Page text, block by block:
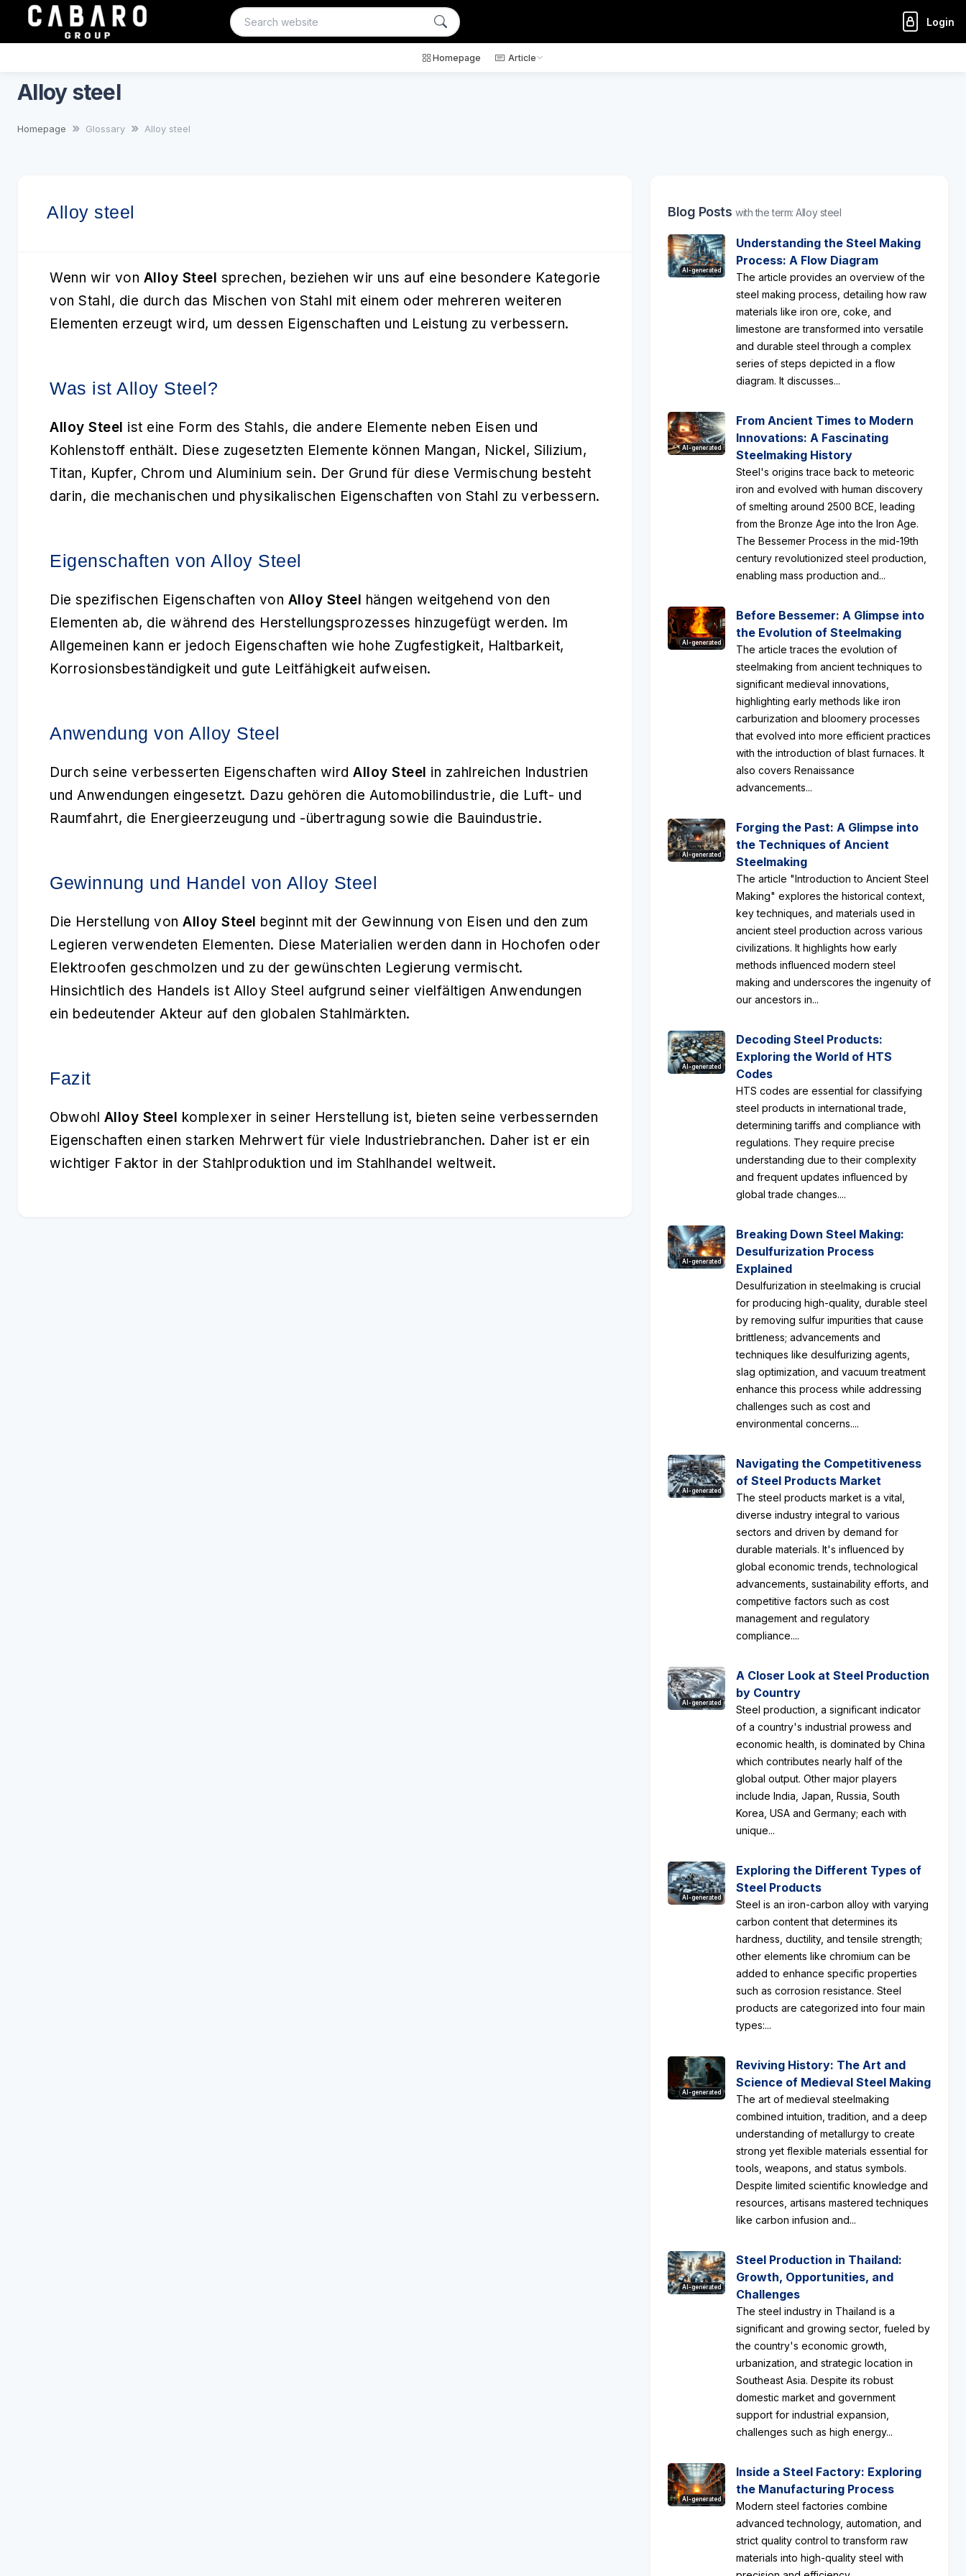
Login
Homepage Article
Alloy steel
Homepage Glossary Alloy steel
Alloy steel
Wenn wir von Alloy Steel sprechen, beziehen wir uns auf eine besondere Kategorie
von Stahl, die durch das Mischen von Stahl mit einem oder mehreren weiteren
Elementen erzeugt wird, um dessen Eigenschaften und Leistung zu verbessern.
Was ist Alloy Steel?
Alloy Steel ist eine Form des Stahls, die andere Elemente neben Eisen und
Kohlenstoff enthält. Diese zugesetzten Elemente können Mangan, Nickel, Silizium,
Titan, Kupfer, Chrom und Aluminium sein. Der Grund für diese Vermischung besteht
darin, die mechanischen und physikalischen Eigenschaften von Stahl zu verbessern.
Eigenschaften von Alloy Steel
Die spezifischen Eigenschaften von Alloy Steel hängen weitgehend von den
Elementen ab, die während des Herstellungsprozesses hinzugefügt werden. Im
Allgemeinen kann er jedoch Eigenschaften wie hohe Zugfestigkeit, Haltbarkeit,
Korrosionsbeständigkeit und gute Leitfähigkeit aufweisen.
Anwendung von Alloy Steel
Durch seine verbesserten Eigenschaften wird Alloy Steel in zahlreichen Industrien
und Anwendungen eingesetzt. Dazu gehören die Automobilindustrie, die Luft- und
Raumfahrt, die Energieerzeugung und -übertragung sowie die Bauindustrie.
Gewinnung und Handel von Alloy Steel
Die Herstellung von Alloy Steel beginnt mit der Gewinnung von Eisen und den zum
Legieren verwendeten Elementen. Diese Materialien werden dann in Hochofen oder
Elektroofen geschmolzen und zu der gewünschten Legierung vermischt.
Hinsichtlich des Handels ist Alloy Steel aufgrund seiner vielfältigen Anwendungen
ein bedeutender Akteur auf den globalen Stahlmärkten.
Fazit
Obwohl Alloy Steel komplexer in seiner Herstellung ist, bieten seine verbessernden
Eigenschaften einen starken Mehrwert für viele Industriebranchen. Daher ist er ein
wichtiger Faktor in der Stahlproduktion und im Stahlhandel weltweit.
Blog Postswith the term: Alloy steel
AI-generated
Understanding the Steel Making
Process: A Flow Diagram
The article provides an overview of the
steel making process, detailing how raw
materials like iron ore, coke, and
limestone are transformed into versatile
and durable steel through a complex
series of steps depicted in a flow
diagram. It discusses...
AI-generated
From Ancient Times to Modern
Innovations: A Fascinating
Steelmaking History
Steel's origins trace back to meteoric
iron and evolved with human discovery
of smelting around 2500 BCE, leading
from the Bronze Age into the Iron Age.
The Bessemer Process in the mid-19th
century revolutionized steel production,
enabling mass production and...
AI-generated
Before Bessemer: A Glimpse into
the Evolution of Steelmaking
The article traces the evolution of
steelmaking from ancient techniques to
significant medieval innovations,
highlighting early methods like iron
carburization and bloomery processes
that evolved into more efficient practices
with the introduction of blast furnaces. It
also covers Renaissance
advancements...
AI-generated
Forging the Past: A Glimpse into
the Techniques of Ancient
Steelmaking
The article "Introduction to Ancient Steel
Making" explores the historical context,
key techniques, and materials used in
ancient steel production across various
civilizations. It highlights how early
methods influenced modern steel
making and underscores the ingenuity of
our ancestors in...
AI-generated
Decoding Steel Products:
Exploring the World of HTS
Codes
HTS codes are essential for classifying
steel products in international trade,
determining tariffs and compliance with
regulations. They require precise
understanding due to their complexity
and frequent updates influenced by
global trade changes....
AI-generated
Breaking Down Steel Making:
Desulfurization Process
Explained
Desulfurization in steelmaking is crucial
for producing high-quality, durable steel
by removing sulfur impurities that cause
brittleness; advancements and
techniques like desulfurizing agents,
slag optimization, and vacuum treatment
enhance this process while addressing
challenges such as cost and
environmental concerns....
AI-generated
Navigating the Competitiveness
of Steel Products Market
The steel products market is a vital,
diverse industry integral to various
sectors and driven by demand for
durable materials. It's influenced by
global economic trends, technological
advancements, sustainability efforts, and
competitive factors such as cost
management and regulatory
compliance....
AI-generated
A Closer Look at Steel Production
by Country
Steel production, a significant indicator
of a country's industrial prowess and
economic health, is dominated by China
which contributes nearly half of the
global output. Other major players
include India, Japan, Russia, South
Korea, USA and Germany; each with
unique...
AI-generated
Exploring the Different Types of
Steel Products
Steel is an iron-carbon alloy with varying
carbon content that determines its
hardness, ductility, and tensile strength;
other elements like chromium can be
added to enhance specific properties
such as corrosion resistance. Steel
products are categorized into four main
types:...
AI-generated
Reviving History: The Art and
Science of Medieval Steel Making
The art of medieval steelmaking
combined intuition, tradition, and a deep
understanding of metallurgy to create
strong yet flexible materials essential for
tools, weapons, and status symbols.
Despite limited scientific knowledge and
resources, artisans mastered techniques
like carbon infusion and...
AI-generated
Steel Production in Thailand:
Growth, Opportunities, and
Challenges
The steel industry in Thailand is a
significant and growing sector, fueled by
the country's economic growth,
urbanization, and strategic location in
Southeast Asia. Despite its robust
domestic market and government
support for industrial expansion,
challenges such as high energy...
AI-generated
Inside a Steel Factory: Exploring
the Manufacturing Process
Modern steel factories combine
advanced technology, automation, and
strict quality control to transform raw
materials into high-quality steel with